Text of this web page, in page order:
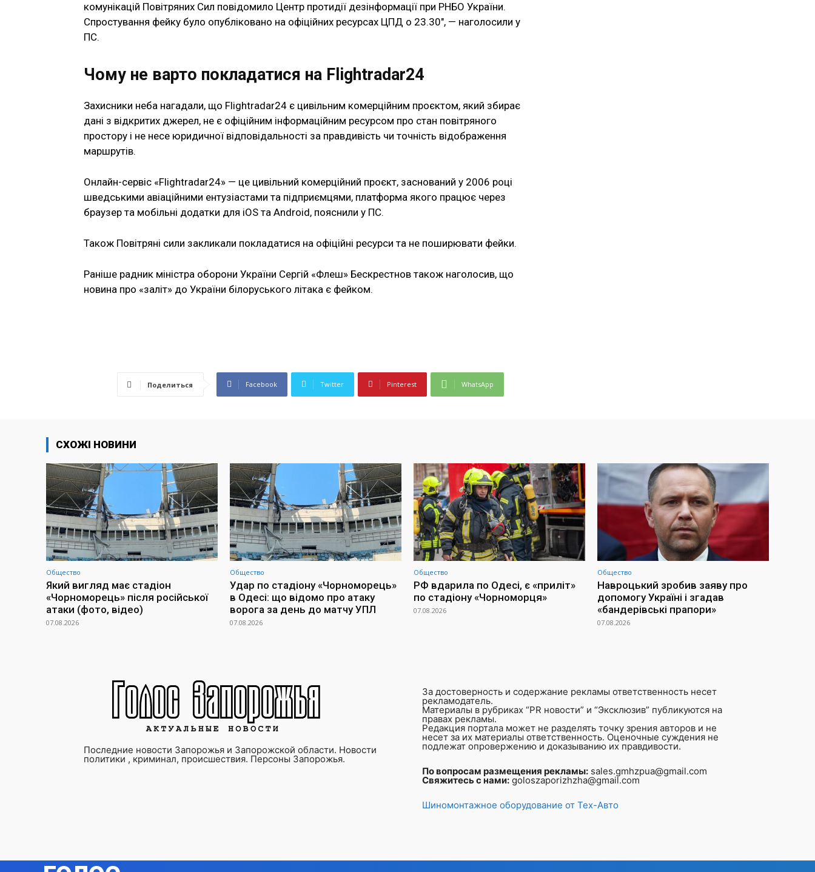
комунікацій Повітряних Сил повідомило Центр протидії дезінформації при РНБО України.
Спростування фейку було опубліковано на офіційних ресурсах ЦПД о 23.30″, — наголосили у
ПС.
Чому не варто покладатися на Flightradar24
Захисники неба нагадали, що Flightradar24 є цивільним комерційним проєктом, який збирає
дані з відкритих джерел, не є офіційним інформаційним ресурсом про стан повітряного
простору і не несе юридичної відповідальності за правдивість чи точність відображення
маршрутів.
Онлайн-сервіс «Flightradar24» — це цивільний комерційний проєкт, заснований у 2006 році
шведськими авіаційними ентузіастами та підприємцями, платформа якого працює через
браузер та мобільні додатки для iOS та Android, пояснили у ПС.
Також Повітряні сили закликали покладатися на офіційні ресурси та не поширювати фейки.
Раніше радник міністра оборони України Сергій «Флеш» Бескрестнов також наголосив, що
новина про «заліт» до України білоруського літака є фейком.
Поделиться Facebook Twitter Pinterest WhatsApp
СХОЖІ НОВИНИ
Общество
Який вигляд має стадіон
«Чорноморець» після російської
атаки (фото, відео)
07.08.2026
Общество
Удар по стадіону «Чорноморець»
в Одесі: що відомо про атаку
ворога за день до матчу УПЛ
07.08.2026
Общество
РФ вдарила по Одесі, є «приліт»
по стадіону «Чорноморця»
07.08.2026
Общество
Навроцький зробив заяву про
допомогу Україні і згадав
«бандерівські прапори»
07.08.2026
Последние новости Запорожья и Запорожской области. Новости
политики , криминал, происшествия. Персоны Запорожья.
За достоверность и содержание рекламы ответственность несет
рекламодатель.
Материалы в рубриках “PR новости” и “Эксклюзив” публикуются на
правах рекламы.
Редакция портала может не разделять точку зрения авторов и не
несет за их материалы ответственность. Оценочные суждения не
подлежат опровержению и доказыванию их правдивости.
По вопросам размещения рекламы: sales.gmhzpua@gmail.com
Свяжитесь с нами: goloszaporizhzha@gmail.com
Шиномонтажное оборудование от Тех-Авто